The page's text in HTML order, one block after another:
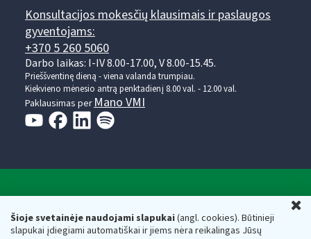
Šioje svetainėje naudojami slapukai(angl. cookies). Būtinieji
slapukai įdiegiami automatiškai ir jiems nėra reikalingas Jūsų
Konsultacijos mokesčių klausimais ir paslaugos
gyventojams:
+370 5 260 5060
Darbo laikas: I-IV 8.00-17.00, V 8.00-15.45.
Prieššventinę dieną - viena valanda trumpiau.
Kiekvieno mėnesio antrą penktadienį 8.00 val. - 12.00 val.
Paklausimas per Mano VMI
Respublikos finansų ministerijos